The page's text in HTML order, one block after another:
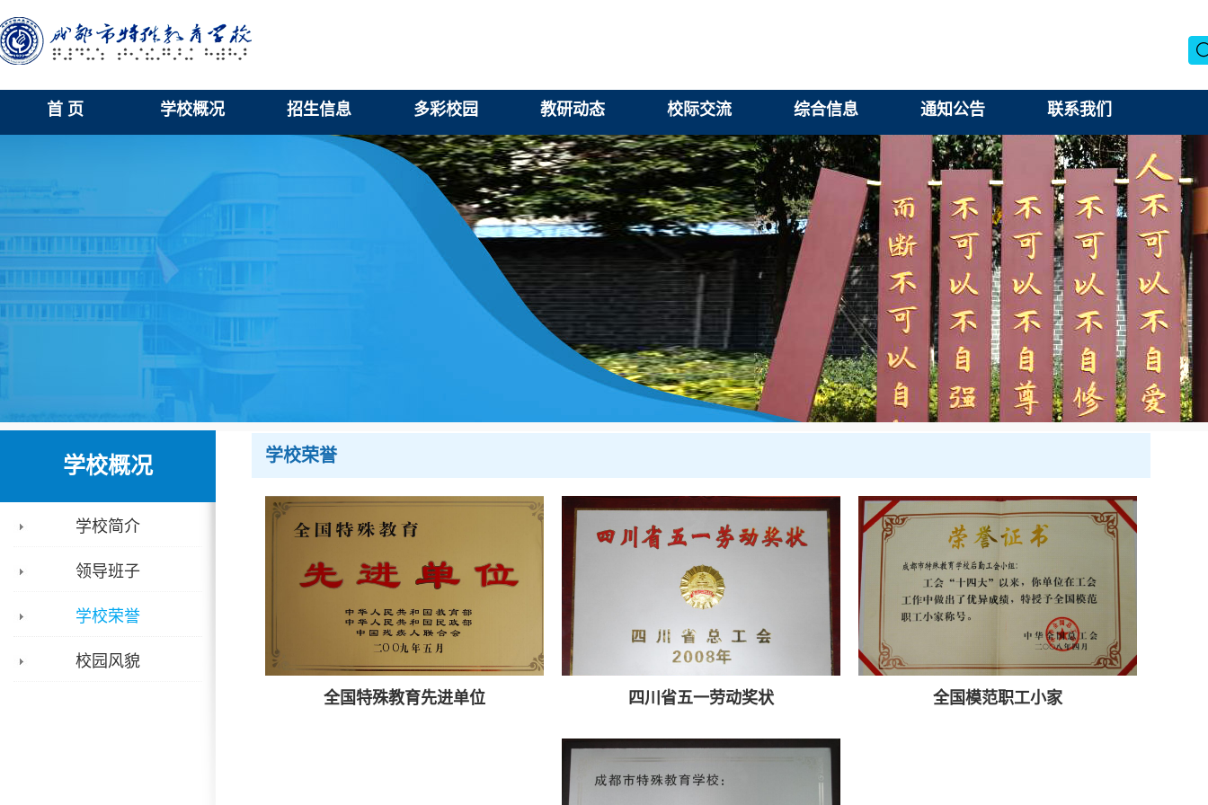
学校概况
学校简介
领导班子
学校荣誉
校园风貌
学校荣誉
全国特殊教育先进单位 四川省五一劳动奖状 全国模范职工小家
首 页 学校概况 招生信息 多彩校园 教研动态 校际交流 综合信息 通知公告 联系我们